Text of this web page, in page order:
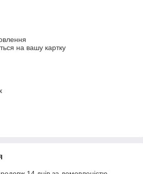
на вашу картку